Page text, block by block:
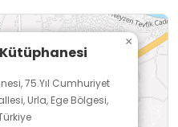
taşınmıştır
75.Yıl Cumhuriyet
Urla, Ege Bölgesi,
×